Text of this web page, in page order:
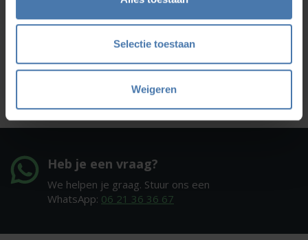
Selectie toestaan
Weigeren
Onze showroom
Heb je een vraag?
We helpen je graag. Stuur ons een
WhatsApp: 06 21 36 36 67